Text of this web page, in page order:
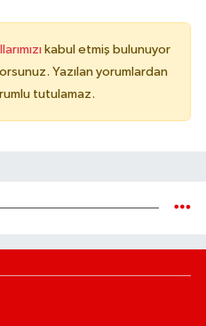
kabul etmiş bulunuyor
Yazılan yorumlardan
tutulamaz.